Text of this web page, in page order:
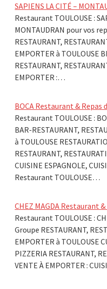
SAPIENS LA CITÉ –
Restaurant TOULOUSE :
MONTAUDRAN pour vos
RESTAURANT,
EMPORTER à TOULOUSE
RESTAURANT,
EMPORTER :…
BOCA Restaurant & Repas
Restaurant TOULOUSE :
BAR-RESTAURANT,
à TOULOUSE
RESTAURANT,
CUISINE ESPAGNOLE,
Restaurant TOULOUSE…
CHEZ MAGDA Restaurant
Restaurant TOULOUSE :
Groupe RESTAURANT,
EMPORTER à TOULOUSE
PIZZERIA RESTAURANT,
VENTE À EMPORTER :